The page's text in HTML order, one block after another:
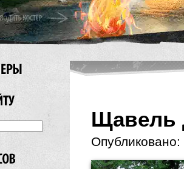
Щавель
Опубликовано: